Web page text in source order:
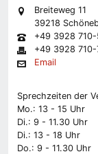
Breiteweg 11
39218
+49 3928 710-
+49 3928 710-
Email
Sprechzeiten der
Mo.: 13 - 15 Uhr
Di.: 9 - 11.30 Uhr
Di.: 13 - 18 Uhr
Do.: 9 - 11.30 Uhr